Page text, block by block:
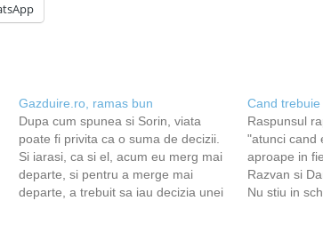
Gazduire.ro, ramas bun
Dupa cum spunea si Sorin, viata
poate fi privita ca o suma de decizii.
Si iarasi, ca si el, acum eu merg mai
departe, si pentru a merge mai
departe, a trebuit sa iau decizia unei
Cand
Raspunsul
"atunci cand
aproape in
Razvan si
Nu stiu in